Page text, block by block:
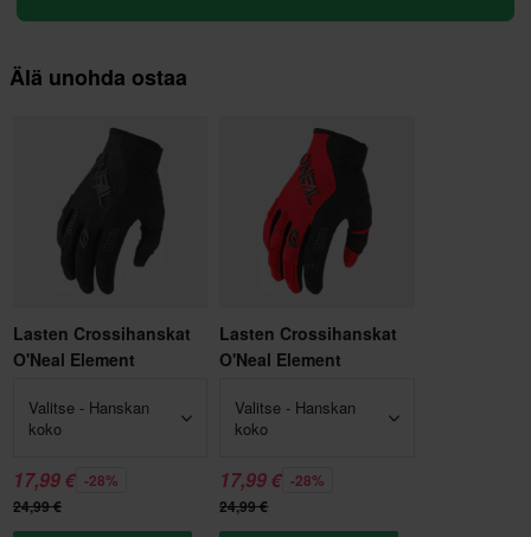
Älä unohda ostaa
Lasten Crossihanskat
O'Neal Element
Valitse - Hanskan
koko
17,99 € -28%
24,99 €
Lasten Crossihanskat
O'Neal Element
Valitse - Hanskan
koko
17,99 € -28%
24,99 €